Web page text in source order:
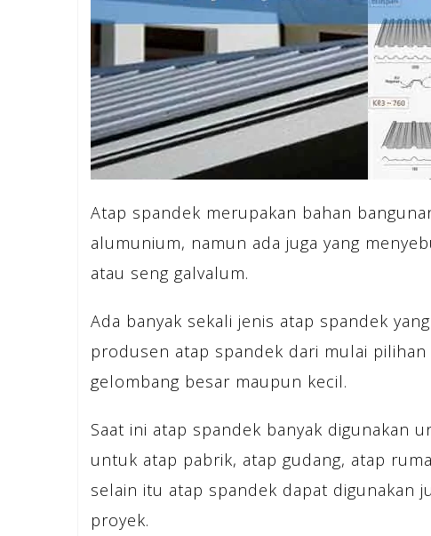
Atap spandek merupakan bahan
alumunium, namun ada juga yang
atau seng galvalum.
Ada banyak sekali jenis atap spandek
produsen atap spandek dari mulai
gelombang besar maupun kecil.
Saat ini atap spandek banyak digunakan
untuk atap pabrik, atap gudang, atap
selain itu atap spandek dapat digunakan
proyek.